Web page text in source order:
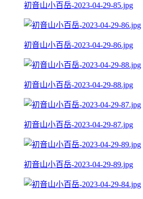
初音山小百岳-2023-04-29-85.jpg
初音山小百岳-2023-04-29-86.jpg
初音山小百岳-2023-04-29-88.jpg
初音山小百岳-2023-04-29-87.jpg
初音山小百岳-2023-04-29-89.jpg